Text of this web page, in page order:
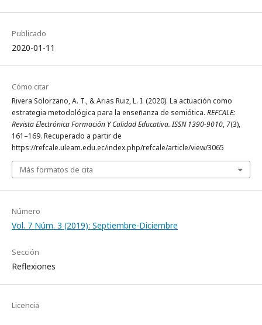
Publicado
2020-01-11
Cómo citar
Rivera Solorzano, A. T., & Arias Ruiz, L. I. (2020). La actuación como
estrategia metodológica para la enseñanza de semiótica. REFCALE:
Revista Electrónica Formación Y Calidad Educativa. ISSN 1390-9010, 7(3),
161–169. Recuperado a partir de
https://refcale.uleam.edu.ec/index.php/refcale/article/view/3065
Más formatos de cita
Número
Vol. 7 Núm. 3 (2019): Septiembre-Diciembre
Sección
Reflexiones
Licencia